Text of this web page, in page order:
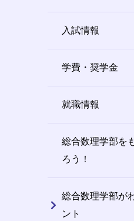
入試情報
学費・奨学金
就職情報
総合数理学部を
ろう！
総合数理学部が
ント